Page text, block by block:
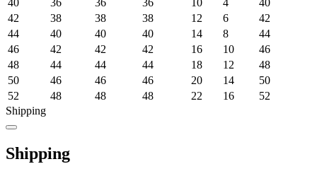
40 36 36 36 10 4
40
42
38 38 38 12 6
42
44
40 40 40 14 8
44
46
42 42 42 16 10
46
48
44 44 44 18 12
48
50
46 46 46 20 14
50
52
48 48 48 22 16
52
Shipping
Shipping